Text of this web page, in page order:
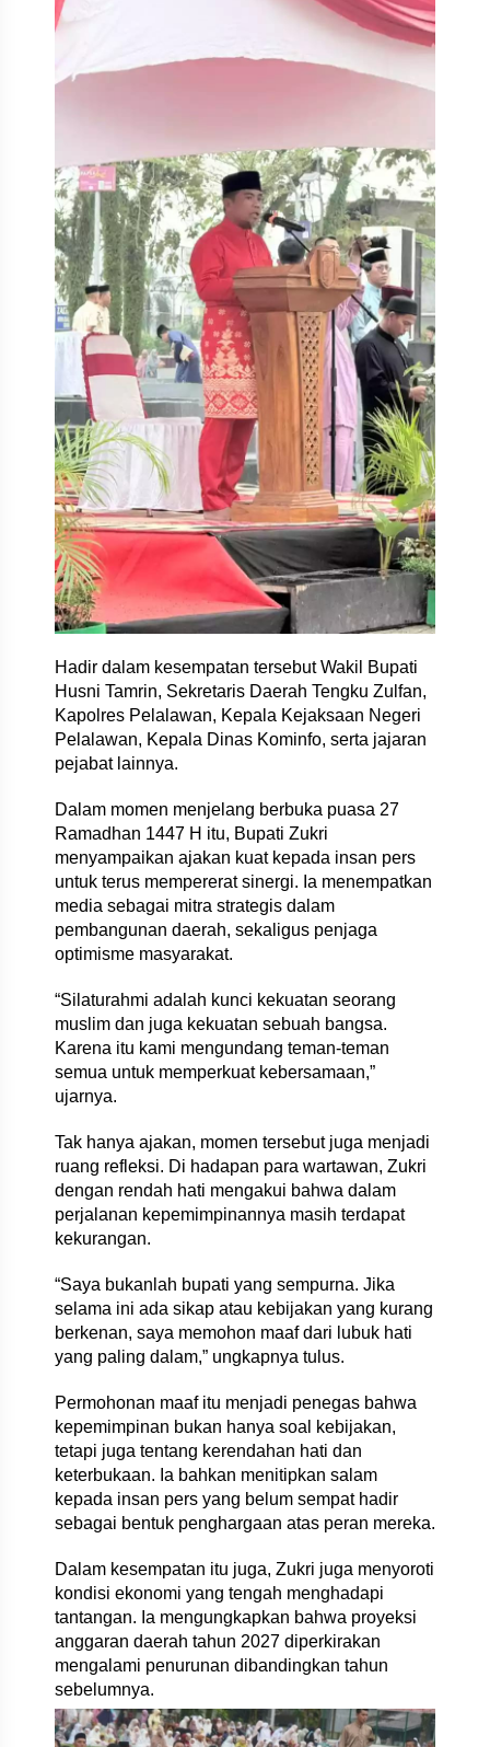
Hadir dalam kesempatan tersebut Wakil Bupati
Husni Tamrin, Sekretaris Daerah Tengku Zulfan,
Kapolres Pelalawan, Kepala Kejaksaan Negeri
Pelalawan, Kepala Dinas Kominfo, serta jajaran
pejabat lainnya.
Dalam momen menjelang berbuka puasa 27
Ramadhan 1447 H itu, Bupati Zukri
menyampaikan ajakan kuat kepada insan pers
untuk terus mempererat sinergi. Ia menempatkan
media sebagai mitra strategis dalam
pembangunan daerah, sekaligus penjaga
optimisme masyarakat.
“Silaturahmi adalah kunci kekuatan seorang
muslim dan juga kekuatan sebuah bangsa.
Karena itu kami mengundang teman-teman
semua untuk memperkuat kebersamaan,”
ujarnya.
Tak hanya ajakan, momen tersebut juga menjadi
ruang refleksi. Di hadapan para wartawan, Zukri
dengan rendah hati mengakui bahwa dalam
perjalanan kepemimpinannya masih terdapat
kekurangan.
“Saya bukanlah bupati yang sempurna. Jika
selama ini ada sikap atau kebijakan yang kurang
berkenan, saya memohon maaf dari lubuk hati
yang paling dalam,” ungkapnya tulus.
Permohonan maaf itu menjadi penegas bahwa
kepemimpinan bukan hanya soal kebijakan,
tetapi juga tentang kerendahan hati dan
keterbukaan. Ia bahkan menitipkan salam
kepada insan pers yang belum sempat hadir
sebagai bentuk penghargaan atas peran mereka.
Dalam kesempatan itu juga, Zukri juga menyoroti
kondisi ekonomi yang tengah menghadapi
tantangan. Ia mengungkapkan bahwa proyeksi
anggaran daerah tahun 2027 diperkirakan
mengalami penurunan dibandingkan tahun
sebelumnya.